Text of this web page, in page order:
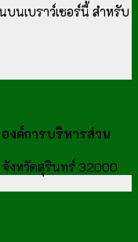
นเบราว์เซอร์นี้ สำหรับ
องค์การบริหารส่วน
จังหวัดสุรินทร์ 32000